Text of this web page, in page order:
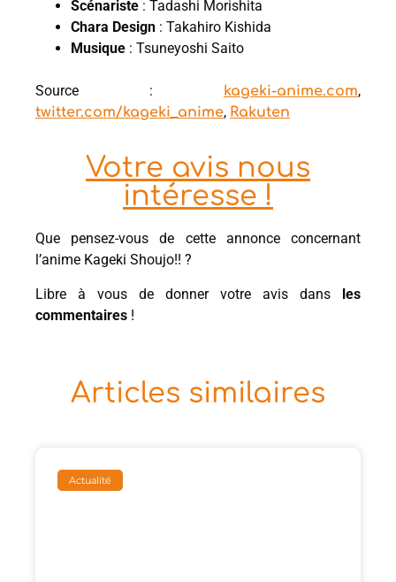
Scénariste : Tadashi Morishita
Chara Design : Takahiro Kishida
Musique : Tsuneyoshi Saito
Source : kageki-anime.com,
twitter.com/kageki_anime, Rakuten
Votre avis nous
intéresse !
Que pensez-vous de cette annonce concernant
l’anime Kageki Shoujo!! ?
Libre à vous de donner votre avis dans les
commentaires !
Articles similaires
Actualité